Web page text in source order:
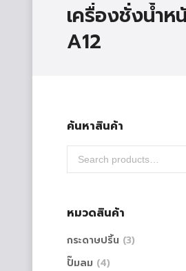
เครื่องชั่งน้ำห
A12
ค้นหาสินค้า
หมวดสินค้า
กระดาษปริ้น (3)
ปั๊มลม (4)